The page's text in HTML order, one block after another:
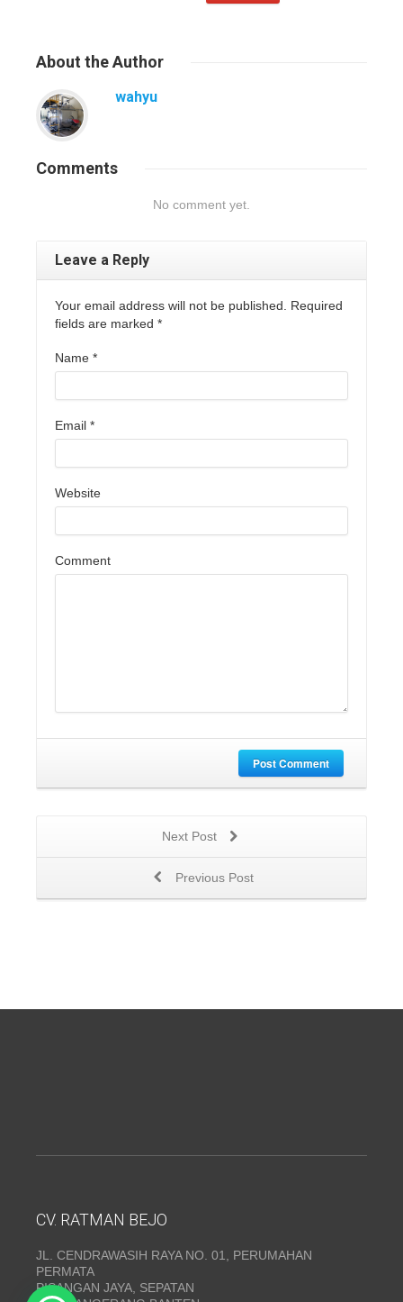
About the Author
wahyu
Comments
No comment yet.
Leave a Reply
Your email address will not be published. Required
fields are marked *
Name *
Email *
Website
Comment
Post Comment
Next Post
Previous Post
CV. RATMAN BEJO
JL. CENDRAWASIH RAYA NO. 01, PERUMAHAN
PERMATA
PISANGAN JAYA, SEPATAN